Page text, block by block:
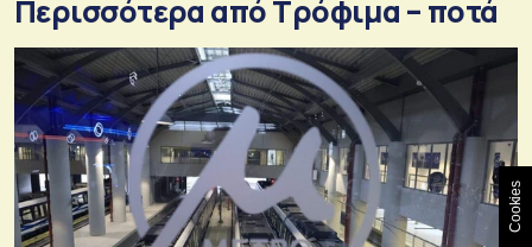
Περισσότερα από Τρόφιμα – ποτά
Cookies